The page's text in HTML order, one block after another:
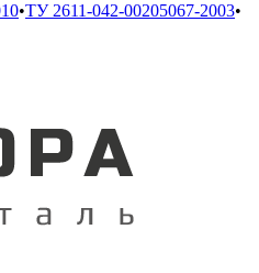
•ТУ 2611-042-00205067-2003•